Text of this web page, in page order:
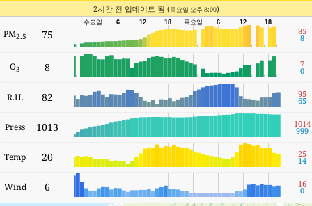
2시간 전 업데이트 됨 (목요일 오후 8:00)
PM2.5 75
18
12
6
목요일
18
12
6
수요일
85
8
O3 8 7
0
R.H. 82 95
65
Press 1013 1014
999
Temp 20 25
14
Wind 6 16
0